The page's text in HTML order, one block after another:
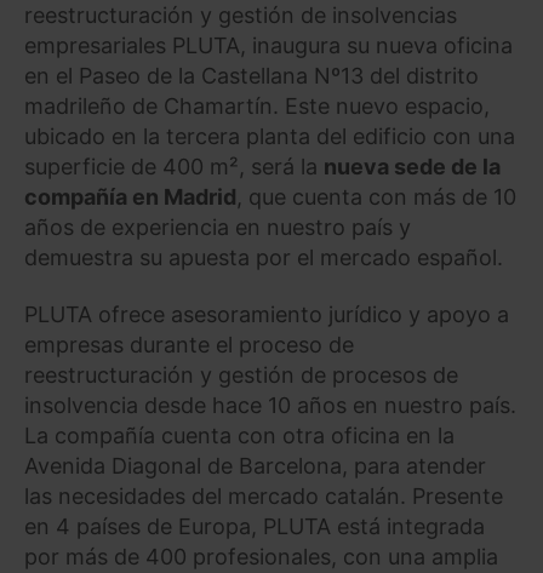
reestructuración y gestión de insolvencias
empresariales PLUTA, inaugura su nueva oficina
en el Paseo de la Castellana Nº13 del distrito
madrileño de Chamartín. Este nuevo espacio,
ubicado en la tercera planta del edificio con una
superficie de 400 m², será la nueva sede de la
compañía en Madrid, que cuenta con más de 10
años de experiencia en nuestro país y
demuestra su apuesta por el mercado español.
PLUTA ofrece asesoramiento jurídico y apoyo a
empresas durante el proceso de
reestructuración y gestión de procesos de
insolvencia desde hace 10 años en nuestro país.
La compañía cuenta con otra oficina en la
Avenida Diagonal de Barcelona, para atender
las necesidades del mercado catalán. Presente
en 4 países de Europa, PLUTA está integrada
por más de 400 profesionales, con una amplia